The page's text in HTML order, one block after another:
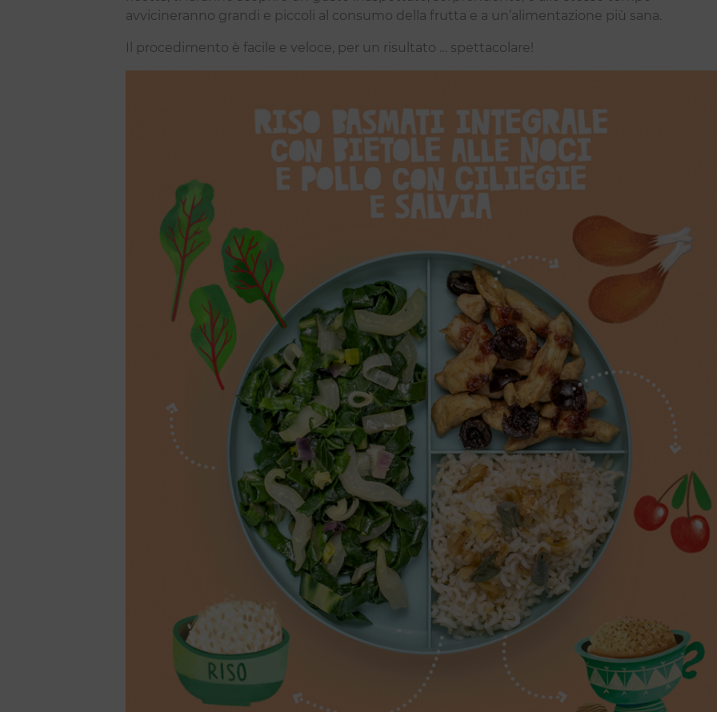
avvicineranno grandi e piccoli al consumo della frutta e a un’alimentazione più sana.
Il procedimento è facile e veloce, per un risultato … spettacolare!